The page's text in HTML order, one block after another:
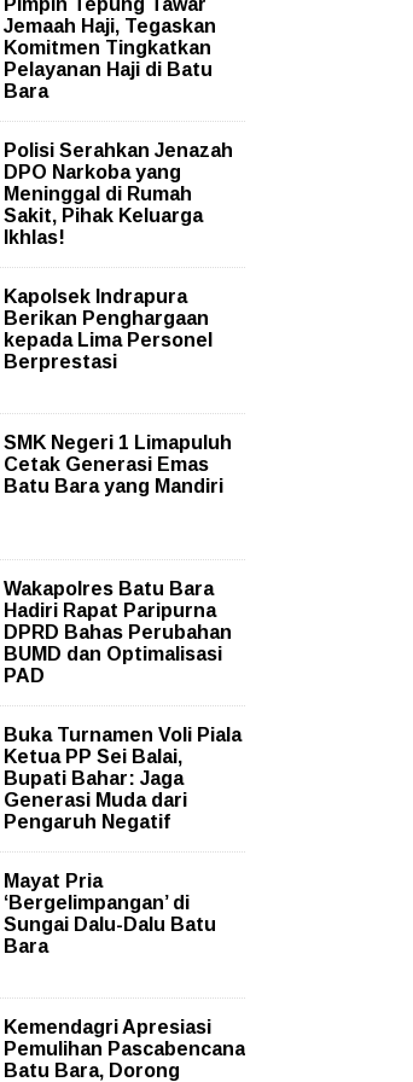
Jemaah Haji, Tegaskan
Komitmen Tingkatkan
Pelayanan Haji di Batu
Bara
Polisi Serahkan Jenazah
DPO Narkoba yang
Meninggal di Rumah
Sakit, Pihak Keluarga
Ikhlas!
Kapolsek Indrapura
Berikan Penghargaan
kepada Lima Personel
Berprestasi
SMK Negeri 1 Limapuluh
Cetak Generasi Emas
Batu Bara yang Mandiri
Wakapolres Batu Bara
Hadiri Rapat Paripurna
DPRD Bahas Perubahan
BUMD dan Optimalisasi
PAD
Buka Turnamen Voli Piala
Ketua PP Sei Balai,
Bupati Bahar: Jaga
Generasi Muda dari
Pengaruh Negatif
Mayat Pria
‘Bergelimpangan’ di
Sungai Dalu-Dalu Batu
Bara
Kemendagri Apresiasi
Pemulihan Pascabencana
Batu Bara, Dorong